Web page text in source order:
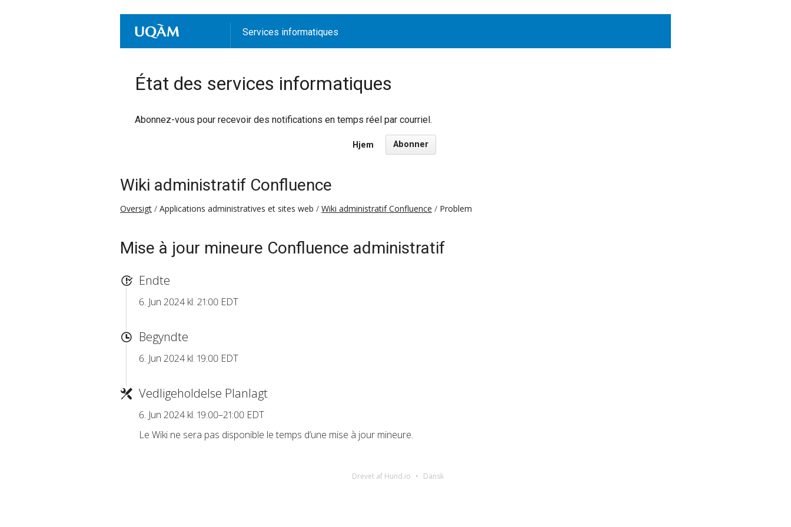
Services informatiques
État des services informatiques
Abonnez-vous pour recevoir des notifications en temps réel par courriel.
Hjem Abonner
Wiki administratif Confluence
Oversigt Applications administratives et sites web Wiki administratif Confluence Problem
Mise à jour mineure Confluence administratif
Endte
6. Jun 2024 kl. 21:00 EDT
Begyndte
6. Jun 2024 kl. 19:00 EDT
Vedligeholdelse Planlagt
6. Jun 2024 kl. 19:00–21:00 EDT
Le Wiki ne sera pas disponible le temps d’une mise à jour mineure.
Drevet af Hund.io Dansk